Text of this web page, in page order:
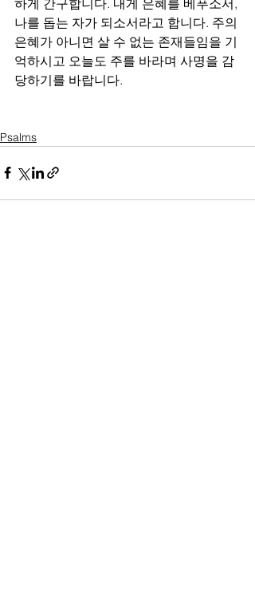
나를 돕는 자가 되소서라고 합니다. 주의
은혜가 아니면 살 수 없는 존재들임을 기
억하시고 오늘도 주를 바라며 사명을 감
당하기를 바랍니다.
Psalms